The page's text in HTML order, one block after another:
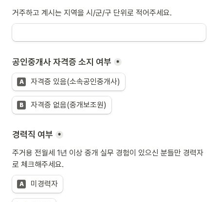
거주하고 계시는 지역을 시/군/구 단위로 적어주세요.
공인중개사 자격증 소지 여부 *
A 자격증 있음(소속공인중개사)
B 자격증 없음(중개보조원)
경력직 여부 *
주거용 전월세 1년 이상 중개 실무 경험이 있으신 분들만 경력자
로 체크해주세요.
A 미경력자